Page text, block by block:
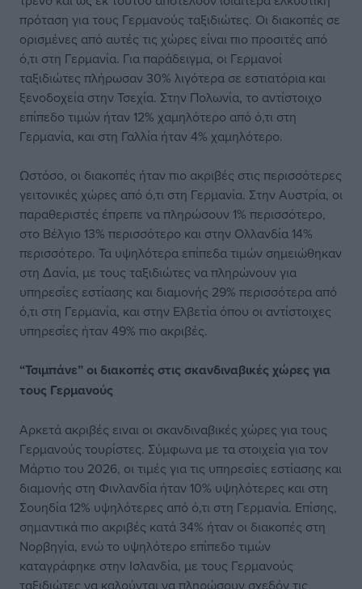
πρόταση για τους Γερμανούς ταξιδιώτες. Οι διακοπές σε
ορισμένες από αυτές τις χώρες είναι πιο προσιτές από
ό,τι στη Γερμανία. Για παράδειγμα, οι Γερμανοί
ταξιδιώτες πλήρωσαν 30% λιγότερα σε εστιατόρια και
ξενοδοχεία στην Τσεχία. Στην Πολωνία, το αντίστοιχο
επίπεδο τιμών ήταν 12% χαμηλότερο από ό,τι στη
Γερμανία, και στη Γαλλία ήταν 4% χαμηλότερο.
Ωστόσο, οι διακοπές ήταν πιο ακριβές στις περισσότερες
γειτονικές χώρες από ό,τι στη Γερμανία. Στην Αυστρία, οι
παραθεριστές έπρεπε να πληρώσουν 1% περισσότερο,
στο Βέλγιο 13% περισσότερο και στην Ολλανδία 14%
περισσότερο. Τα υψηλότερα επίπεδα τιμών σημειώθηκαν
στη Δανία, με τους ταξιδιώτες να πληρώνουν για
υπηρεσίες εστίασης και διαμονής 29% περισσότερα από
ό,τι στη Γερμανία, και στην Ελβετία όπου οι αντίστοιχες
υπηρεσίες ήταν 49% πιο ακριβές.
“Τσιμπάνε” οι διακοπές στις σκανδιναβικές χώρες για
τους Γερμανούς
Αρκετά ακριβές ειναι οι σκανδιναβικές χώρες για τους
Γερμανούς τουρίστες. Σύμφωνα με τα στοιχεία για τον
Μάρτιο του 2026, οι τιμές για τις υπηρεσίες εστίασης και
διαμονής στη Φινλανδία ήταν 10% υψηλότερες και στη
Σουηδία 12% υψηλότερες από ό,τι στη Γερμανία. Επίσης,
σημαντικά πιο ακριβές κατά 34% ήταν οι διακοπές στη
Νορβηγία, ενώ το υψηλότερο επίπεδο τιμών
καταγράφηκε στην Ισλανδία, με τους Γερμανούς
ταξιδιώτες να καλούνται να πληρώσουν σχεδόν τις